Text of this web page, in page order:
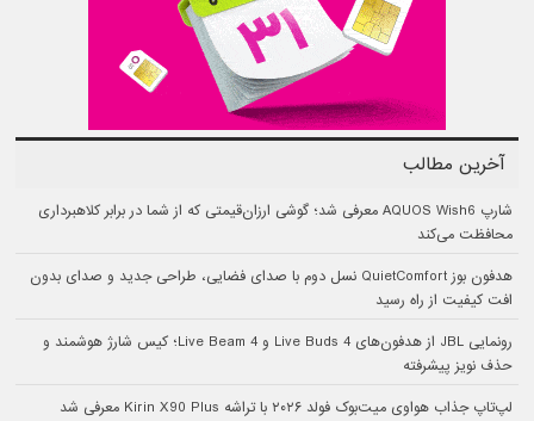
آخرین مطالب
شارپ AQUOS Wish6 معرفی شد؛ گوشی ارزان‌قیمتی که از شما در برابر کلاهبرداری
محافظت می‌کند
هدفون بوز QuietComfort نسل دوم با صدای فضایی، طراحی جدید و صدای بدون
افت کیفیت از راه رسید
رونمایی JBL از هدفون‌های Live Buds 4 و Live Beam 4؛ کیس شارژ هوشمند و
حذف نویز پیشرفته
لپ‌تاپ جذاب هواوی میت‌بوک فولد ۲۰۲۶ با تراشه Kirin X90 Plus معرفی شد